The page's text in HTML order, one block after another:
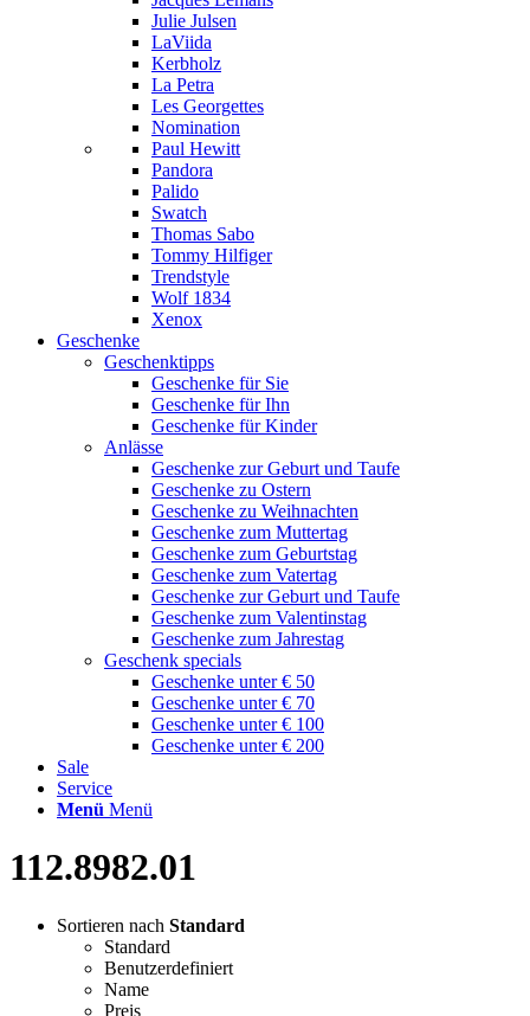
Julie Julsen
LaViida
Kerbholz
La Petra
Les Georgettes
Nomination
Paul Hewitt
Pandora
Palido
Swatch
Thomas Sabo
Tommy Hilfiger
Trendstyle
Wolf 1834
Xenox
Geschenke
Geschenktipps
Geschenke für Sie
Geschenke für Ihn
Geschenke für Kinder
Anlässe
Geschenke zur Geburt und Taufe
Geschenke zu Ostern
Geschenke zu Weihnachten
Geschenke zum Muttertag
Geschenke zum Geburtstag
Geschenke zum Vatertag
Geschenke zur Geburt und Taufe
Geschenke zum Valentinstag
Geschenke zum Jahrestag
Geschenk specials
Geschenke unter € 50
Geschenke unter € 70
Geschenke unter € 100
Geschenke unter € 200
Sale
Service
Menü Menü
112.8982.01
Sortieren nach Standard
Standard
Benutzerdefiniert
Name
Preis